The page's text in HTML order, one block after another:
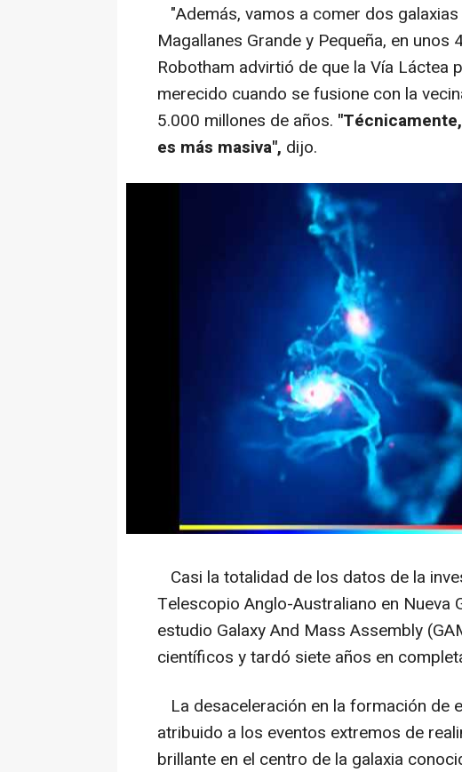
"Además, vamos a comer dos
Magallanes Grande y Pequeña, en
Robotham advirtió de que la Vía Láctea
merecido cuando se fusione con la
5.000 millones de años.
es más masiva", dijo.
Casi la totalidad de los datos de la
Telescopio Anglo-Australiano en Nueva
estudio Galaxy And Mass Assembly
científicos y tardó siete años en
La desaceleración en la formación de
atribuido a los eventos extremos de
brillante en el centro de la galaxia